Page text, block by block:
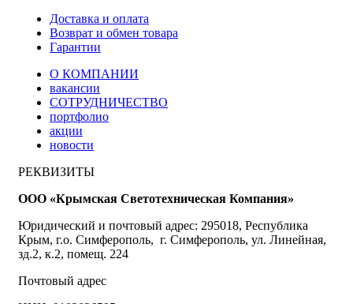
Доставка и оплата
Возврат и обмен товара
Гарантии
О КОМПАНИИ
вакансии
СОТРУДНИЧЕСТВО
портфолио
акции
новости
РЕКВИЗИТЫ
ООО «Крымская Светотехническая Компания»
Юридический и почтовый адрес: 295018, Республика
Крым, г.о. Симферополь, г. Симферополь, ул. Линейная,
зд.2, к.2, помещ. 224
Почтовый адрес